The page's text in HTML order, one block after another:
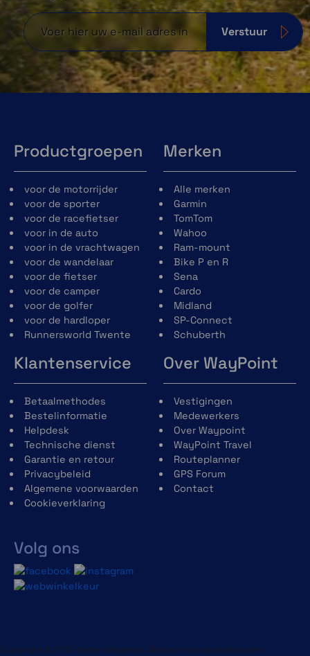
Verstuur
Productgroepen
voor de motorrijder
voor de sporter
voor de racefietser
voor in de auto
voor in de vrachtwagen
voor de wandelaar
voor de fietser
voor de camper
voor de golfer
voor de hardloper
Runnersworld Twente
Merken
Alle merken
Garmin
TomTom
Wahoo
Ram-mount
Bike P en R
Sena
Cardo
Midland
SP-Connect
Schuberth
Klantenservice
Betaalmethodes
Bestelinformatie
Helpdesk
Technische dienst
Garantie en retour
Privacybeleid
Algemene voorwaarden
Cookieverklaring
Volg ons
Over WayPoint
Vestigingen
Medewerkers
Over Waypoint
WayPoint Travel
Routeplanner
GPS Forum
Contact
Copyright © 2013-heden Magento. Alle rechten voorbehouden.